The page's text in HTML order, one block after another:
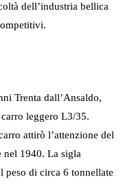
dell’industria bellica
Trenta dall’Ansaldo,
leggero L3/35.
attirò l’attenzione del
nel 1940. La sigla
peso di circa 6 tonnellate